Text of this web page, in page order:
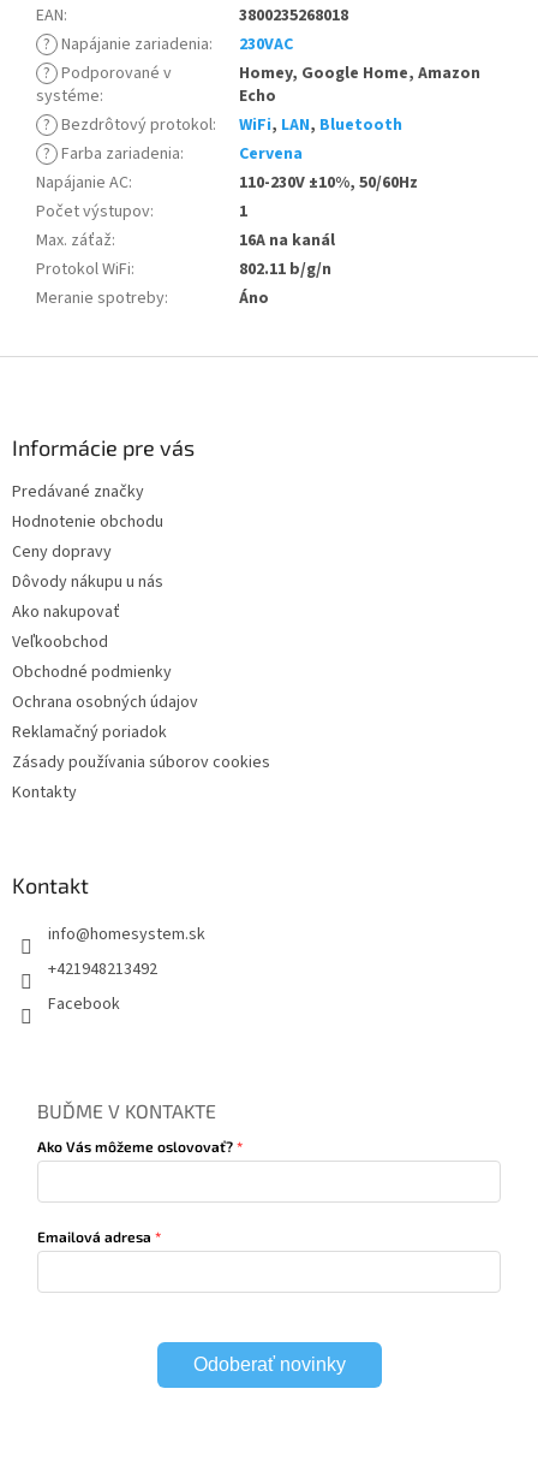
EAN:
3800235268018
? Napájanie zariadenia:
230VAC
? Podporované v
systéme:
Homey, Google Home, Amazon
Echo
? Bezdrôtový protokol: WiFi, LAN, Bluetooth
? Farba zariadenia:
Cervena
Napájanie AC:
110-230V ±10%, 50/60Hz
Počet výstupov:
1
Max. záťaž:
16A na kanál
Protokol WiFi:
802.11 b/g/n
Meranie spotreby: Áno
Informácie pre vás
Predávané značky
Hodnotenie obchodu
Ceny dopravy
Dôvody nákupu u nás
Ako nakupovať
Veľkoobchod
Obchodné podmienky
Ochrana osobných údajov
Reklamačný poriadok
Zásady používania súborov cookies
Kontakty
Kontakt
info@homesystem.sk
+421948213492
Facebook
BUĎME V KONTAKTE
Ako Vás môžeme oslovovať?
Emailová adresa
Odoberať novinky